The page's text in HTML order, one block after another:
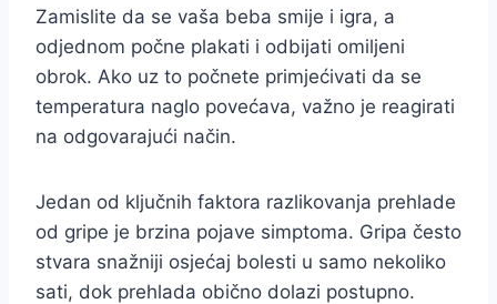
Zamislite da se vaša beba smije i igra, a
odjednom počne plakati i odbijati omiljeni
obrok. Ako uz to počnete primjećivati da se
temperatura naglo povećava, važno je reagirati
na odgovarajući način.
Jedan od ključnih faktora razlikovanja prehlade
od gripe je brzina pojave simptoma. Gripa često
stvara snažniji osjećaj bolesti u samo nekoliko
sati, dok prehlada obično dolazi postupno.